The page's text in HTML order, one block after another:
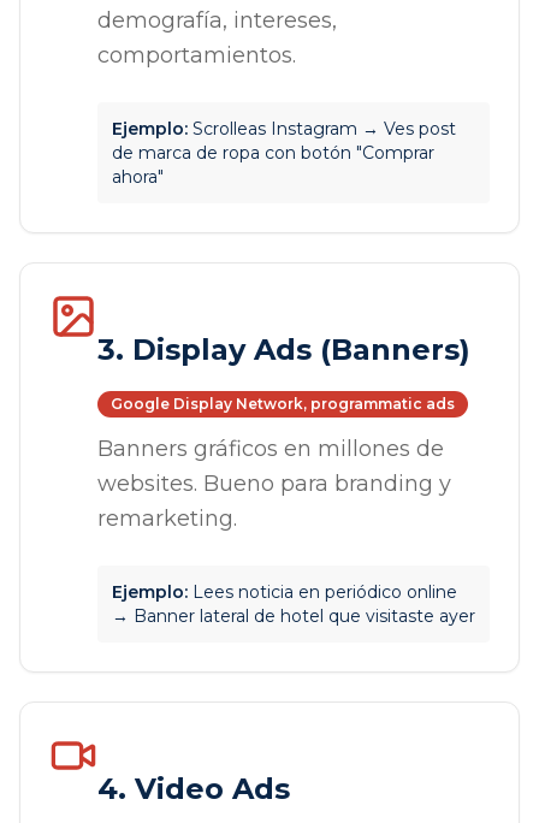
demografía, intereses,
comportamientos.
Ejemplo: Scrolleas Instagram → Ves post
de marca de ropa con botón "Comprar
ahora"
3. Display Ads (Banners)
Google Display Network, programmatic ads
Banners gráficos en millones de
websites. Bueno para branding y
remarketing.
Ejemplo: Lees noticia en periódico online
→ Banner lateral de hotel que visitaste ayer
4. Video Ads